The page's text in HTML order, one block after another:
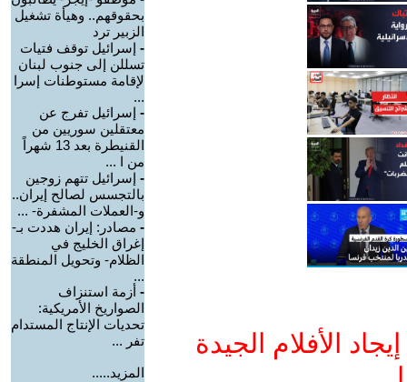
الأفلام الجيدة
بحقوقهم.. وهيأة تشغيل
الزبير ترد
- إسرائيل توقف فتيات
تسللن إلى جنوب لبنان
لإقامة مستوطنات إسرا
...
- إسرائيل تفرج عن
معتقلين سوريين من
القنيطرة بعد 13 شهراً
من ا ...
- إسرائيل تتهم زوجين
بالتجسس لصالح إيران..
و-العملات المشفرة- ...
- مصادر: إيران هددت بـ-
إغراق الخليج في
الظلام- وتحويل المنطقة
...
- أزمة استنزاف
الصواريخ الأمريكية:
تحديات الإنتاج المستدام
تفر ...
المزيد.....